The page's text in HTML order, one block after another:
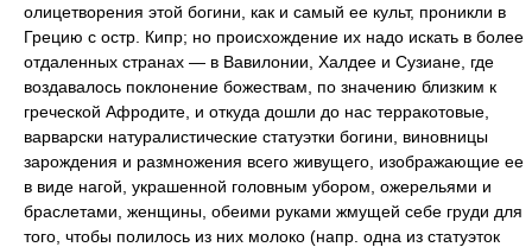
олицетворения этой богини, как и самый ее культ, проникли в
Грецию с остр. Кипр; но происхождение их надо искать в более
отдаленных странах — в Вавилонии, Халдее и Сузиане, где
воздавалось поклонение божествам, по значению близким к
греческой Афродите, и откуда дошли до нас терракотовые,
варварски натуралистические статуэтки богини, виновницы
зарождения и размножения всего живущего, изображающие ее
в виде нагой, украшенной головным убором, ожерельями и
браслетами, женщины, обеими руками жмущей себе груди для
того, чтобы полилось из них молоко (напр. одна из статуэток